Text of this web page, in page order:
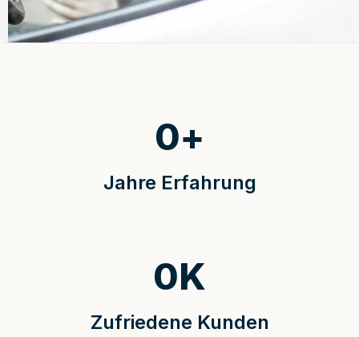
Jahre Erfahrung
0+
Zufriedene Kunden
0K